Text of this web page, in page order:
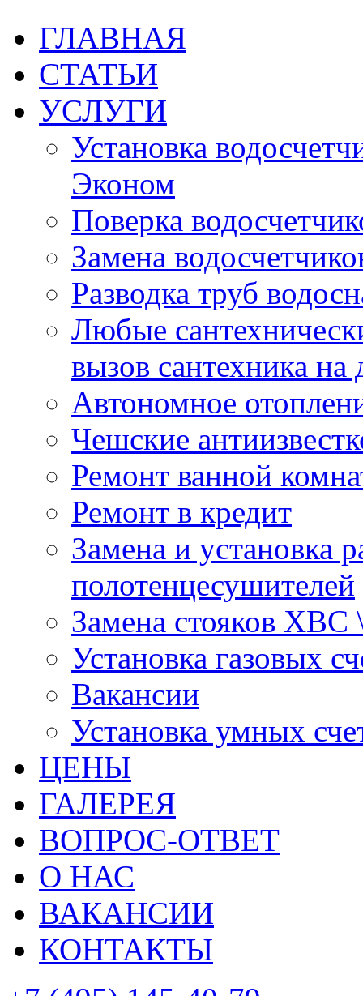
ГЛАВНАЯ
СТАТЬИ
УСЛУГИ
Установка
Эконом
Поверка
Замена
Разводка труб
Любые
вызов сантехника на
Автономное
Чешские
Ремонт ванной
Ремонт в кредит
Замена и установка
полотенцесушителей
Замена стояков
Установка газовых
Вакансии
Установка умных
ЦЕНЫ
ГАЛЕРЕЯ
ВОПРОС-ОТВЕТ
О НАС
ВАКАНСИИ
КОНТАКТЫ